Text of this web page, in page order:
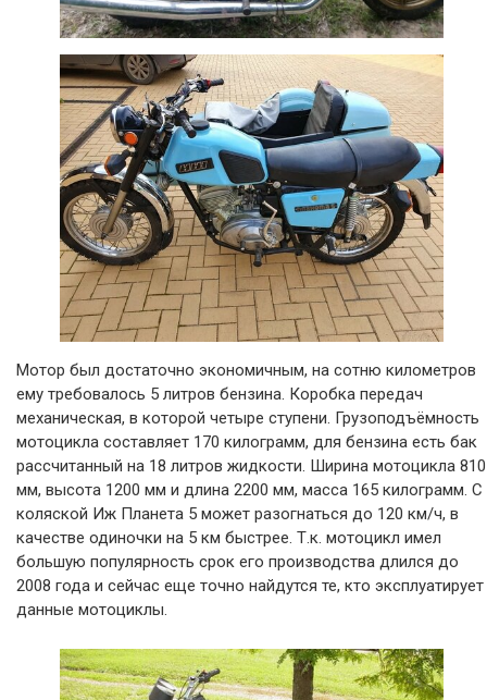
Мотор был достаточно экономичным, на сотню километров
ему требовалось 5 литров бензина. Коробка передач
механическая, в которой четыре ступени. Грузоподъёмность
мотоцикла составляет 170 килограмм, для бензина есть бак
рассчитанный на 18 литров жидкости. Ширина мотоцикла 810
мм, высота 1200 мм и длина 2200 мм, масса 165 килограмм. С
коляской Иж Планета 5 может разогнаться до 120 км/ч, в
качестве одиночки на 5 км быстрее. Т.к. мотоцикл имел
большую популярность срок его производства длился до
2008 года и сейчас еще точно найдутся те, кто эксплуатирует
данные мотоциклы.